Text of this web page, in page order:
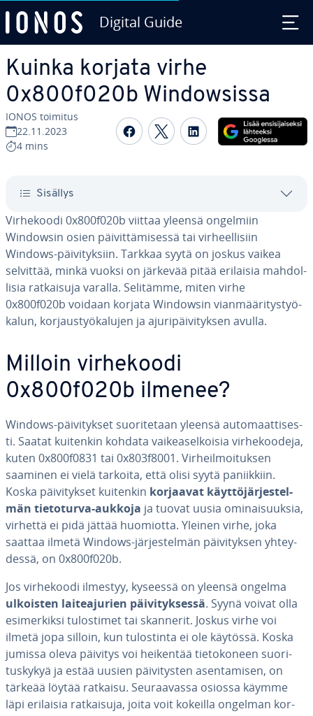
Digital Guide
Kuinka korjata virhe
0x800f020b Win­dow­sis­sa
IONOS toimitus
22.11.2023
4 mins
Jaa Face­boo­kis­sa
Jaa Twit­te­ris­sä
Jaa Lin­ke­dI­nis­sä
Sisällys
Vir­he­koo­di 0x800f020b viittaa yleensä ongelmiin
Windowsin osien päi­vit­tä­mi­ses­sä tai vir­heel­li­siin
Windows-päi­vi­tyk­siin. Tarkkaa syytä on joskus vaikea
selvittää, minkä vuoksi on järkevää pitää erilaisia mah­dol­
li­sia rat­kai­su­ja varalla. Selitämme, miten virhe
0x800f020b voidaan korjata Windowsin vian­mää­ri­tys­työ­
ka­lun, kor­jaus­työ­ka­lu­jen ja aju­ri­päi­vi­tyk­sen avulla.
Milloin vir­he­koo­di
0x800f020b ilmenee?
Windows-päi­vi­tyk­set suo­ri­te­taan yleensä au­to­maat­ti­ses­
ti. Saatat kuitenkin kohdata vai­kea­sel­koi­sia vir­he­koo­de­ja,
kuten 0x800f0831 tai 0x803f8001. Vir­heil­moi­tuk­sen
saaminen ei vielä tarkoita, että olisi syytä pa­niik­kiin.
Koska päi­vi­tyk­set kuitenkin korjaavat käyt­tö­jär­jes­tel­
män tie­to­tur­va-aukkoja ja tuovat uusia omi­nai­suuk­sia,
virhettä ei pidä jättää huomiotta. Yleinen virhe, joka
saattaa ilmetä Windows-jär­jes­tel­män päi­vi­tyk­sen yh­tey­
des­sä, on 0x800f020b.
Jos vir­he­koo­di ilmestyy, kyseessä on yleensä ongelma
ulkoisten lai­tea­ju­rien päi­vi­tyk­ses­sä. Syynä voivat olla
esi­mer­kik­si tu­los­ti­met tai skannerit. Joskus virhe voi
ilmetä jopa silloin, kun tu­los­tin­ta ei ole käytössä. Koska
jumissa oleva päivitys voi heikentää tie­to­ko­neen suo­ri­
tus­ky­kyä ja estää uusien päi­vi­tys­ten asen­ta­mi­sen, on
tärkeää löytää ratkaisu. Seu­raa­vas­sa osiossa käymme
läpi erilaisia rat­kai­su­ja, joita voit kokeilla ongelman kor­